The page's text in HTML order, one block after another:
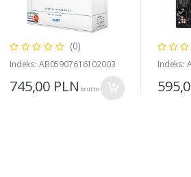
(0)
Indeks: AB05907616102003
745,00 PLN brutto
Indeks: